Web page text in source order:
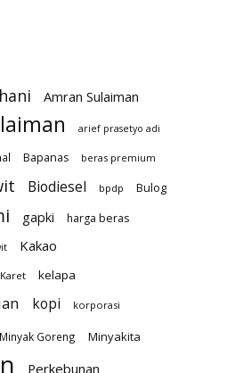
Amran Sulaiman
arief prasetyo adi
Bapanas beras premium
Biodiesel bpdp Bulog
gapki harga beras
Kakao
Karet kelapa
kopi korporasi
Minyak Goreng Minyakita
Perkebunan